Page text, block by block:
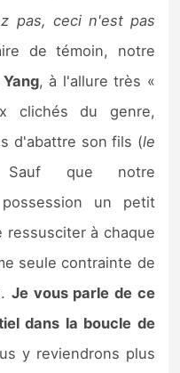
pas, ceci n'est pas
de témoin, notre
Yang, à l'allure très «
clichés du genre,
d'abattre son fils (le
que notre
un petit
ressusciter à chaque
seule contrainte de
Je vous parle de ce
dans la boucle de
y reviendrons plus